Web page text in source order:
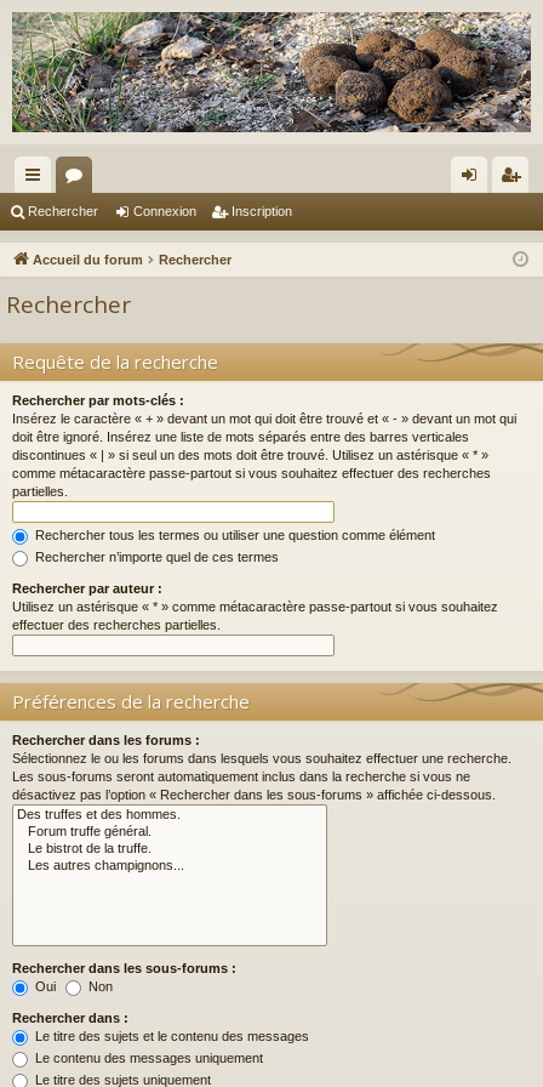
ac
co
s
or
u ne cri
Rechercher Connexion Inscription
Accueil du forum Rechercher
Rechercher
Requête de la recherche
Rechercher par mots-clés :
Insérez le caractère « + » devant un mot qui doit être trouvé et « - » devant un mot qui
doit être ignoré. Insérez une liste de mots séparés entre des barres verticales
discontinues « | » si seul un des mots doit être trouvé. Utilisez un astérisque « * »
comme métacaractère passe-partout si vous souhaitez effectuer des recherches
partielles.
Rechercher tous les termes ou utiliser une question comme élément
Rechercher n’importe quel de ces termes
Rechercher par auteur :
Utilisez un astérisque « * » comme métacaractère passe-partout si vous souhaitez
effectuer des recherches partielles.
Préférences de la recherche
Rechercher dans les forums :
Sélectionnez le ou les forums dans lesquels vous souhaitez effectuer une recherche.
Les sous-forums seront automatiquement inclus dans la recherche si vous ne
désactivez pas l’option « Rechercher dans les sous-forums » affichée ci-dessous.
Rechercher dans les sous-forums :
Oui
Non
Rechercher dans :
Le titre des sujets et le contenu des messages
Le contenu des messages uniquement
Le titre des sujets uniquement